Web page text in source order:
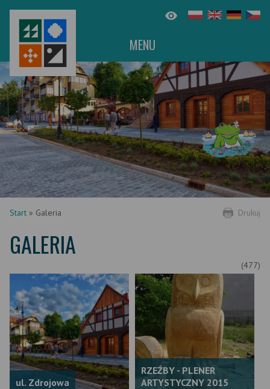
MENU
Drukuj
Start » Galeria
GALERIA
(477)
ul. Zdrojowa
RZEŹBY - PLENER
ARTYSTYCZNY 2015